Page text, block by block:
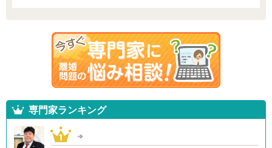
専門家ランキング